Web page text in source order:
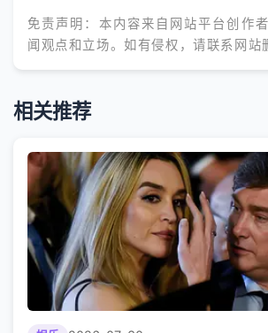
免责声明：本内容来自网站平台创作
闻观点和立场。如有侵权，请联系网站
相关推荐